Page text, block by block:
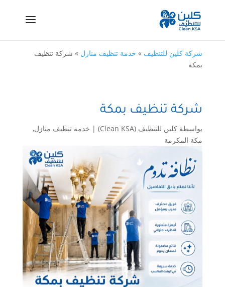
شركة كلين للتنظيف » خدمة تنظيف منازل » شركة تنظيف
بمكة
شركة تنظيف بمكة
بواسطة كلين للتنظيف (Clean KSA) | خدمة تنظيف منازل,
مكة المكرمة